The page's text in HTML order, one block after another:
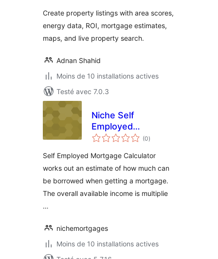
Create property listings with area scores,
energy data, ROI, mortgage estimates,
maps, and live property search.
Adnan Shahid
Moins de 10 installations actives
Testé avec 7.0.3
Niche Self
Employed
Mortgage
(0notes
en
)
Self Employed Mortgage Calculator
works out an estimate of how much can
be borrowed when getting a mortgage.
The overall available income is multiplie
…
nichemortgages
Moins de 10 installations actives